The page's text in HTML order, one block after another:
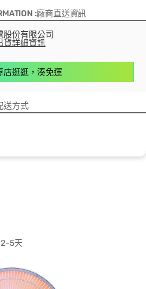
:廠商直送資訊
股份有限公司
貨詳細資訊
店逛逛，湊免運
送方式
5天